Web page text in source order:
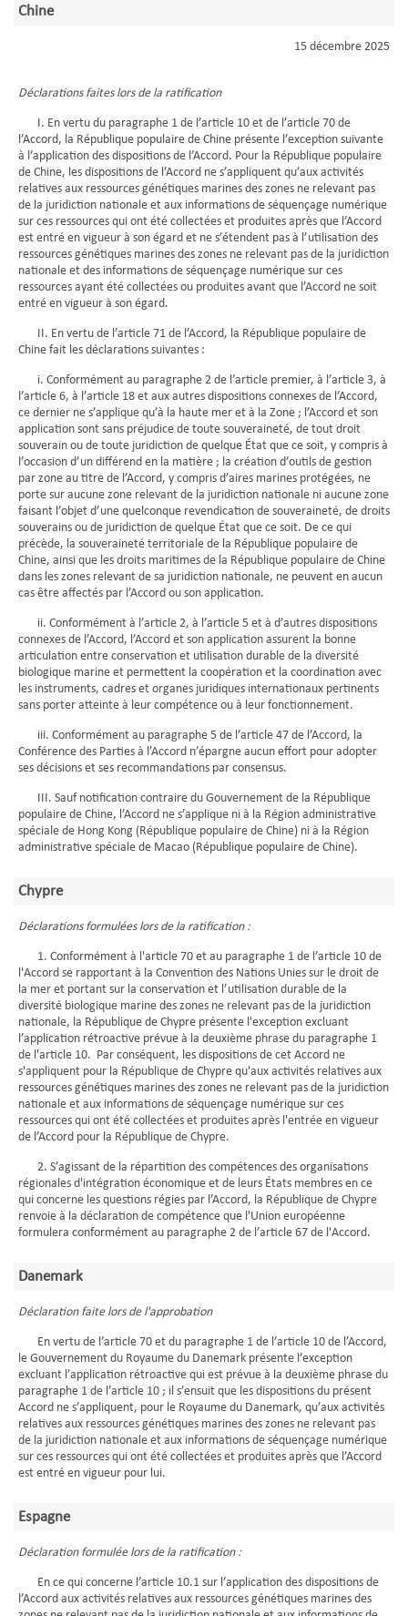
Chine
15 décembre 2025
Déclarations faites lors de la ratification
I. En vertu du paragraphe 1 de l’article 10 et de l’article 70 de
l’Accord, la République populaire de Chine présente l’exception suivante
à l’application des dispositions de l’Accord. Pour la République populaire
de Chine, les dispositions de l’Accord ne s’appliquent qu’aux activités
relatives aux ressources génétiques marines des zones ne relevant pas
de la juridiction nationale et aux informations de séquençage numérique
sur ces ressources qui ont été collectées et produites après que l’Accord
est entré en vigueur à son égard et ne s’étendent pas à l’utilisation des
ressources génétiques marines des zones ne relevant pas de la juridiction
nationale et des informations de séquençage numérique sur ces
ressources ayant été collectées ou produites avant que l’Accord ne soit
entré en vigueur à son égard.
II. En vertu de l’article 71 de l’Accord, la République populaire de
Chine fait les déclarations suivantes :
i. Conformément au paragraphe 2 de l’article premier, à l’article 3, à
l’article 6, à l’article 18 et aux autres dispositions connexes de l’Accord,
ce dernier ne s’applique qu’à la haute mer et à la Zone ; l’Accord et son
application sont sans préjudice de toute souveraineté, de tout droit
souverain ou de toute juridiction de quelque État que ce soit, y compris à
l’occasion d’un différend en la matière ; la création d’outils de gestion
par zone au titre de l’Accord, y compris d’aires marines protégées, ne
porte sur aucune zone relevant de la juridiction nationale ni aucune zone
faisant l’objet d’une quelconque revendication de souveraineté, de droits
souverains ou de juridiction de quelque État que ce soit. De ce qui
précède, la souveraineté territoriale de la République populaire de
Chine, ainsi que les droits maritimes de la République populaire de Chine
dans les zones relevant de sa juridiction nationale, ne peuvent en aucun
cas être affectés par l’Accord ou son application.
ii. Conformément à l’article 2, à l’article 5 et à d’autres dispositions
connexes de l’Accord, l’Accord et son application assurent la bonne
articulation entre conservation et utilisation durable de la diversité
biologique marine et permettent la coopération et la coordination avec
les instruments, cadres et organes juridiques internationaux pertinents
sans porter atteinte à leur compétence ou à leur fonctionnement.
iii. Conformément au paragraphe 5 de l’article 47 de l’Accord, la
Conférence des Parties à l’Accord n’épargne aucun effort pour adopter
ses décisions et ses recommandations par consensus.
III. Sauf notification contraire du Gouvernement de la République
populaire de Chine, l’Accord ne s’applique ni à la Région administrative
spéciale de Hong Kong (République populaire de Chine) ni à la Région
administrative spéciale de Macao (République populaire de Chine).
Chypre
Déclarations formulées lors de la ratification :
1. Conformément à l'article 70 et au paragraphe 1 de l’article 10 de
l'Accord se rapportant à la Convention des Nations Unies sur le droit de
la mer et portant sur la conservation et l’utilisation durable de la
diversité biologique marine des zones ne relevant pas de la juridiction
nationale, la République de Chypre présente l'exception excluant
l’application rétroactive prévue à la deuxième phrase du paragraphe 1
de l'article 10. Par conséquent, les dispositions de cet Accord ne
s'appliquent pour la République de Chypre qu'aux activités relatives aux
ressources génétiques marines des zones ne relevant pas de la juridiction
nationale et aux informations de séquençage numérique sur ces
ressources qui ont été collectées et produites après l'entrée en vigueur
de l’Accord pour la République de Chypre.
2. S’agissant de la répartition des compétences des organisations
régionales d'intégration économique et de leurs États membres en ce
qui concerne les questions régies par l’Accord, la République de Chypre
renvoie à la déclaration de compétence que l'Union européenne
formulera conformément au paragraphe 2 de l’article 67 de l'Accord.
Danemark
Déclaration faite lors de l'approbation
En vertu de l’article 70 et du paragraphe 1 de l’article 10 de l’Accord,
le Gouvernement du Royaume du Danemark présente l’exception
excluant l’application rétroactive qui est prévue à la deuxième phrase du
paragraphe 1 de l’article 10 ; il s’ensuit que les dispositions du présent
Accord ne s’appliquent, pour le Royaume du Danemark, qu’aux activités
relatives aux ressources génétiques marines des zones ne relevant pas
de la juridiction nationale et aux informations de séquençage numérique
sur ces ressources qui ont été collectées et produites après que l’Accord
est entré en vigueur pour lui.
Espagne
Déclaration formulée lors de la ratification :
En ce qui concerne l’article 10.1 sur l’application des dispositions de
l’Accord aux activités relatives aux ressources génétiques marines des